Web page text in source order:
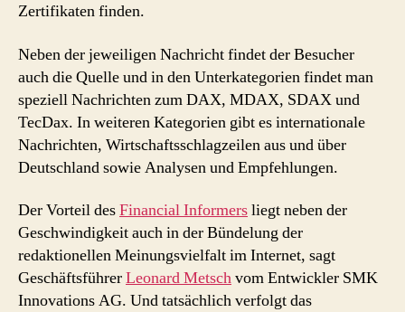
Zertifikaten finden.
Neben der jeweiligen Nachricht findet der Besucher
auch die Quelle und in den Unterkategorien findet man
speziell Nachrichten zum DAX, MDAX, SDAX und
TecDax. In weiteren Kategorien gibt es internationale
Nachrichten, Wirtschaftsschlagzeilen aus und über
Deutschland sowie Analysen und Empfehlungen.
Der Vorteil desFinancial Informersliegt neben der
Geschwindigkeit auch in der Bündelung der
redaktionellen Meinungsvielfalt im Internet, sagt
GeschäftsführerLeonard Metschvom Entwickler SMK
Innovations AG. Und tatsächlich verfolgt das